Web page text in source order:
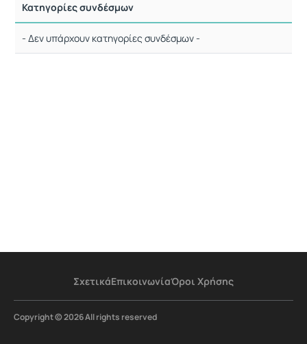
Κατηγορίες συνδέσμων
- Δεν υπάρχουν κατηγορίες συνδέσμων -
ΣχετικάΕπικοινωνίαΌροι Χρήσης
Copyright © 2026 All rights reserved